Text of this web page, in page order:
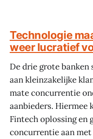
Technologie
weer lucratief
De drie grote
aan kleinzakelijke
mate concurrentie
aanbieders. Hiermee
Fintech oplossing en
concurrentie aan